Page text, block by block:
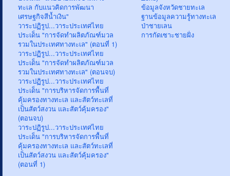
ทะเล กับแนวคิดการพัฒนา
เศรษฐกิจสีน้ำเงิน"
วาระปฏิรูป...วาระประเทศไทย
ประเด็น "การจัดทำผลิตภัณฑ์มวล
รวมในประเทศทางทะเล" (ตอนที่ 1)
วาระปฏิรูป...วาระประเทศไทย
ประเด็น "การจัดทำผลิตภัณฑ์มวล
รวมในประเทศทางทะเล" (ตอนจบ)
วาระปฏิรูป...วาระประเทศไทย
ประเด็น "การบริหารจัดการพื้นที่
คุ้มครองทางทะเล และสัตว์ทะเลที่
เป็นสัตว์สงวน และสัตว์คุ้มครอง"
(ตอนจบ)
วาระปฏิรูป...วาระประเทศไทย
ประเด็น "การบริหารจัดการพื้นที่
คุ้มครองทางทะเล และสัตว์ทะเลที่
เป็นสัตว์สงวน และสัตว์คุ้มครอง"
(ตอนที่ 1)
ข้อมูลจังหวัดชายทะเล
ฐานข้อมูลความรู้ทางทะเล
ป่าชายเลน
การกัดเซาะชายฝั่ง